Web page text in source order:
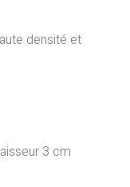
densité et
3 cm